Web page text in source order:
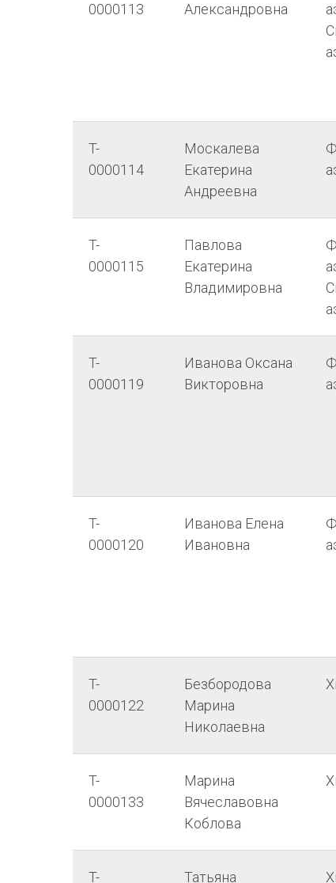
0000113
Александровна
T-
0000114
Москалева
Екатерина
Андреевна
T-
0000115
Павлова
Екатерина
Владимировна
T-
0000119
Иванова Оксана
Викторовна
T-
0000120
Иванова Елена
Ивановна
T-
0000122
Безбородова
Марина
Николаевна
T-
0000133
Марина
Вячеславовна
Коблова
T- Татьяна